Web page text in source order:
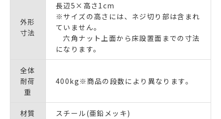
外形
寸法
長辺5×高さ1cm
※サイズの高さには、ネジ切り部は含まれ
ていません。
六角ナット上面から床設置面までの寸法
になります。
全体
耐荷
重
400kg※商品の段数により異なります。
材質 スチール(亜鉛メッキ)